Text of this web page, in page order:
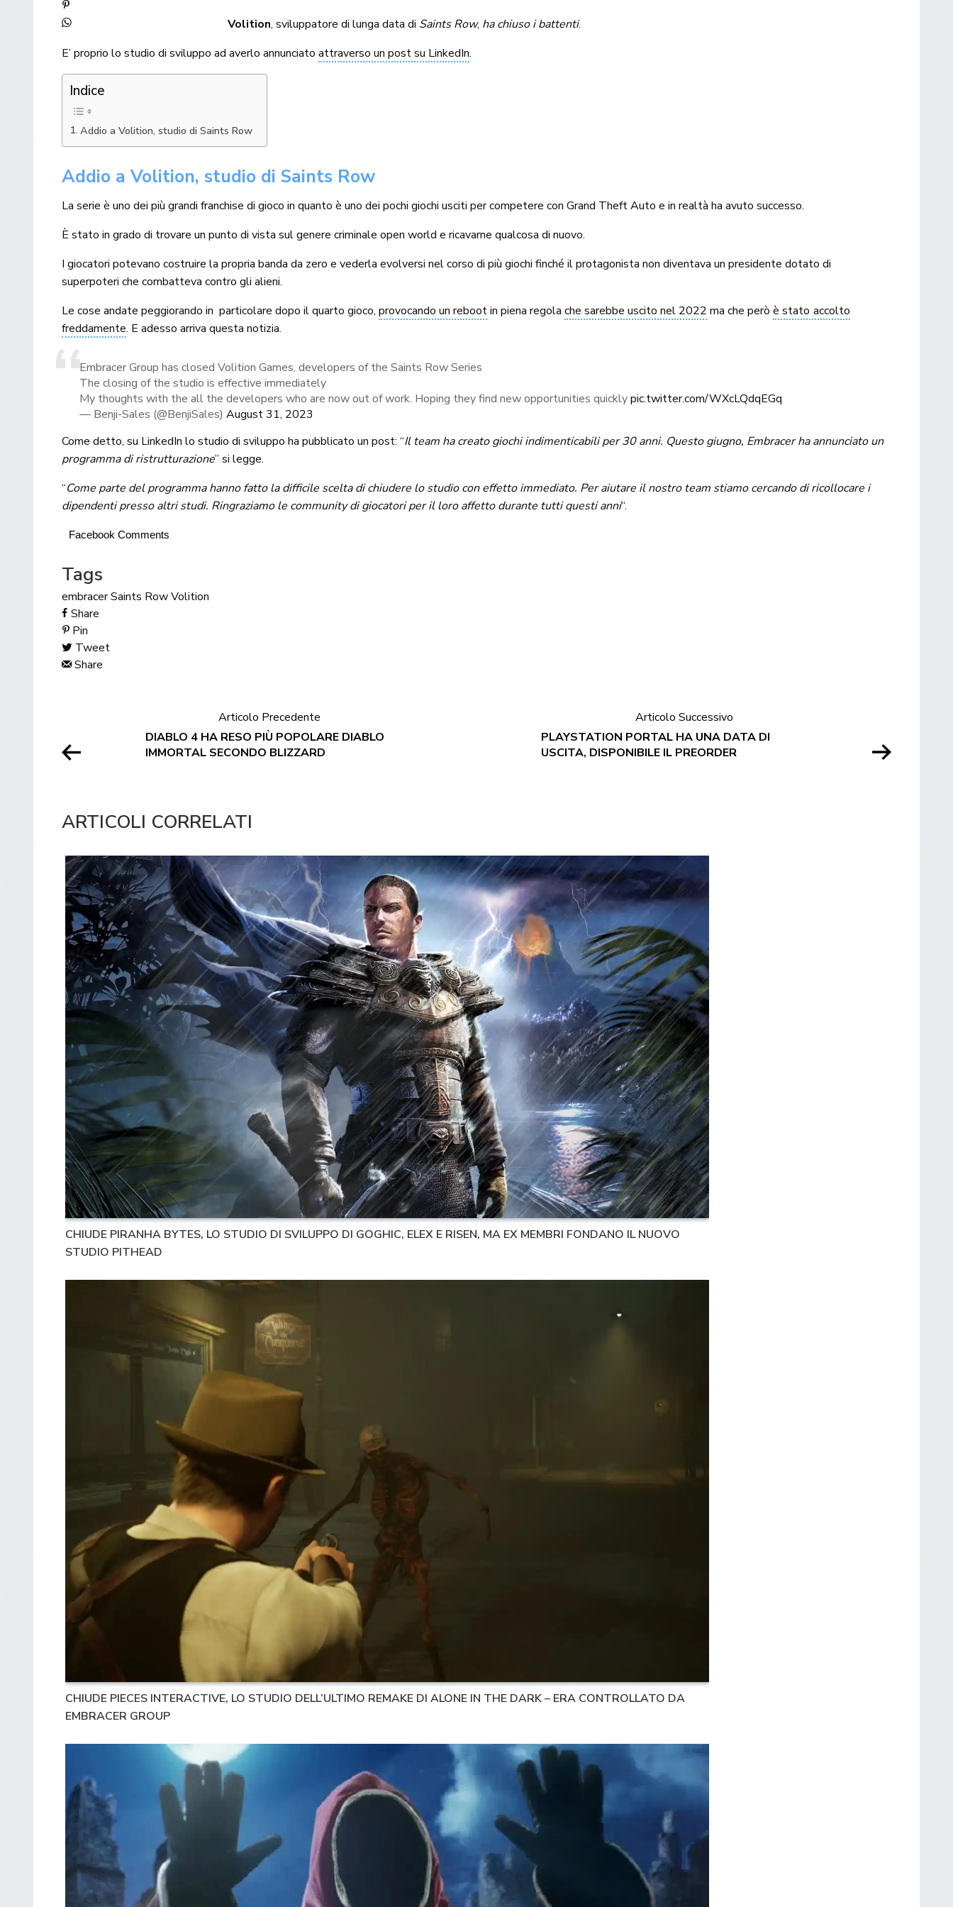
Volition, sviluppatore di lunga data di Saints Row, ha chiuso i battenti.
E’ proprio lo studio di sviluppo ad averlo annunciatoattraverso un post su LinkedIn.
Indice
Addio a Volition, studio di Saints Row
Addio a Volition, studio di Saints Row
La serie è uno dei più grandi franchise di gioco in quanto è uno dei pochi giochi usciti per competere con Grand Theft Auto e in realtà ha avuto successo.
È stato in grado di trovare un punto di vista sul genere criminale open world e ricavarne qualcosa di nuovo.
I giocatori potevano costruire la propria banda da zero e vederla evolversi nel corso di più giochi finché il protagonista non diventava un presidente dotato di
superpoteri che combatteva contro gli alieni.
Le cose andate peggiorando in particolare dopo il quarto gioco,provocando un rebootin piena regolache sarebbe uscito nel 2022 ma che peròè stato accolto
freddamente. E adesso arriva questa notizia.
Embracer Group has closed Volition Games, developers of the Saints Row Series
The closing of the studio is effective immediately
My thoughts with the all the developers who are now out of work. Hoping they find new opportunities quicklypic.twitter.com/WXcLQdqEGq
— Benji-Sales (@BenjiSales)August 31, 2023
Come detto, su LinkedIn lo studio di sviluppo ha pubblicato un post: “Il team ha creato giochi indimenticabili per 30 anni. Questo giugno, Embracer ha annunciato un
programma di ristrutturazione” si legge.
“Come parte del programma hanno fatto la difficile scelta di chiudere lo studio con effetto immediato. Per aiutare il nostro team stiamo cercando di ricollocare i
dipendenti presso altri studi. Ringraziamo le community di giocatori per il loro affetto durante tutti questi anni“.
Facebook Comments
Tags
embracerSaints RowVolition
Share
Pin
Tweet
Share
Articolo Precedente
DIABLO 4 HA RESO PIÙ POPOLARE DIABLO
IMMORTAL SECONDO BLIZZARD
Articolo Successivo
PLAYSTATION PORTAL HA UNA DATA DI
USCITA, DISPONIBILE IL PREORDER
ARTICOLI CORRELATI
CHIUDE PIRANHA BYTES, LO STUDIO DI SVILUPPO DI GOGHIC, ELEX E RISEN, MA EX MEMBRI FONDANO IL NUOVO
STUDIO PITHEAD
CHIUDE PIECES INTERACTIVE, LO STUDIO DELL’ULTIMO REMAKE DI ALONE IN THE DARK – ERA CONTROLLATO DA
EMBRACER GROUP